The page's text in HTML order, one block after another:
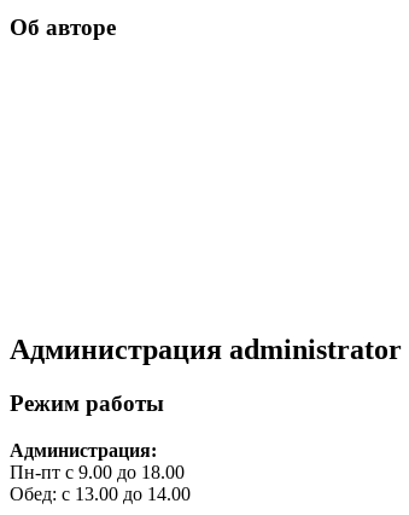
Об авторе
Администрация administrator
Режим работы
Администрация:
Пн-пт с 9.00 до 18.00
Обед: с 13.00 до 14.00